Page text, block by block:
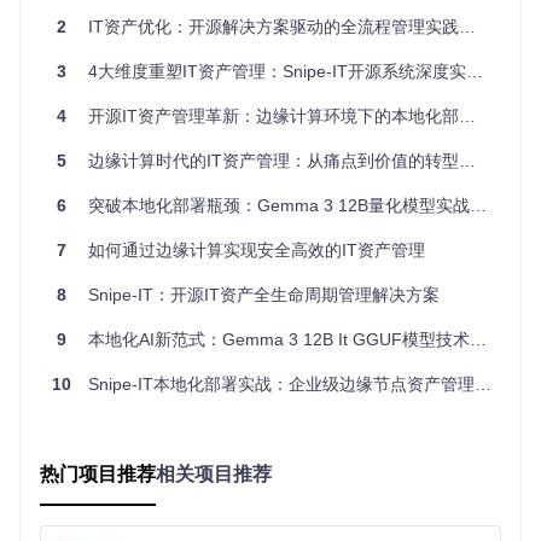
致性，通过docker-compose.yml配置文件实现服务编排：
services:
image:
snipe/snipe-it:latest
volumes:
environment:
- DB_CONNECTION=mysql
数据安全层 ：实现三级防护机制：本地数据库加密存储、访问
权限细粒度控制、定期自动备份。关键配置文件 config/app.
中可设置数据加密参数：
'cipher' => 'AES-256-CBC'
边缘同步层：设计增量同步算法，在网络恢复时仅传输变更数
2 IT资产优化：开源解决方案驱动的全流程管理实践指南
3 4大维度重塑IT资产管理：Snipe-IT开源系统深度实践指南
4 开源IT资产管理革新：边缘计算环境下的本地化部署实战指南
5 边缘计算时代的IT资产管理：从痛点到价值的转型路径
6 突破本地化部署瓶颈：Gemma 3 12B量化模型实战指南
7 如何通过边缘计算实现安全高效的IT资产管理
8 Snipe-IT：开源IT资产全生命周期管理解决方案
9 本地化AI新范式：Gemma 3 12B It GGUF模型技术解析与落地指南
10 Snipe-IT本地化部署实战：企业级边缘节点资产管理落地指南
热门项目推荐相关项目推荐